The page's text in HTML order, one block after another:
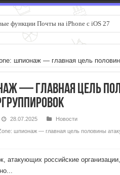
функции Почты на iPhone с iOS 27
шпионаж — главная цель
— главная цель
28.07.2025
Новости
шпионаж — главная цель половины
атакующих российские